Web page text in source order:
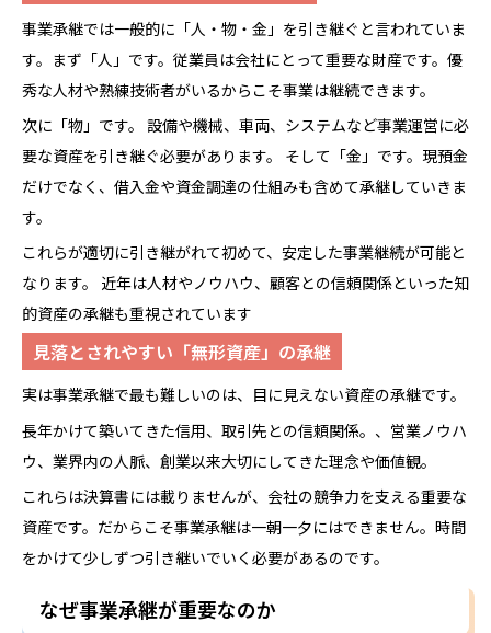
事業承継では一般的に「人・物・金」を引き継ぐと言われていま
す。まず「人」です。従業員は会社にとって重要な財産です。優
秀な人材や熟練技術者がいるからこそ事業は継続できます。
次に「物」です。 設備や機械、車両、システムなど事業運営に必
要な資産を引き継ぐ必要があります。 そして「金」です。現預金
だけでなく、借入金や資金調達の仕組みも含めて承継していきま
す。
これらが適切に引き継がれて初めて、安定した事業継続が可能と
なります。 近年は人材やノウハウ、顧客との信頼関係といった知
的資産の承継も重視されています
見落とされやすい「無形資産」の承継
実は事業承継で最も難しいのは、目に見えない資産の承継です。
長年かけて築いてきた信用、取引先との信頼関係。、営業ノウハ
ウ、業界内の人脈、創業以来大切にしてきた理念や価値観。
これらは決算書には載りませんが、会社の競争力を支える重要な
資産です。だからこそ事業承継は一朝一夕にはできません。時間
をかけて少しずつ引き継いでいく必要があるのです。
なぜ事業承継が重要なのか